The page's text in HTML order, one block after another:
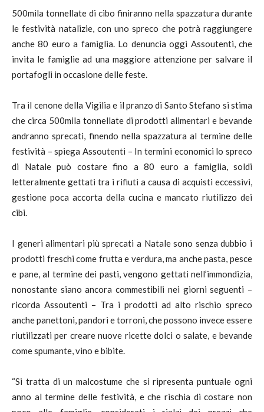
500mila tonnellate di cibo finiranno nella spazzatura durante
le festività natalizie, con uno spreco che potrà raggiungere
anche 80 euro a famiglia. Lo denuncia oggi Assoutenti, che
invita le famiglie ad una maggiore attenzione per salvare il
portafogli in occasione delle feste.
Tra il cenone della Vigilia e il pranzo di Santo Stefano si stima
che circa 500mila tonnellate di prodotti alimentari e bevande
andranno sprecati, finendo nella spazzatura al termine delle
festività – spiega Assoutenti – In termini economici lo spreco
di Natale può costare fino a 80 euro a famiglia, soldi
letteralmente gettati tra i rifiuti a causa di acquisti eccessivi,
gestione poca accorta della cucina e mancato riutilizzo dei
cibi.
I generi alimentari più sprecati a Natale sono senza dubbio i
prodotti freschi come frutta e verdura, ma anche pasta, pesce
e pane, al termine dei pasti, vengono gettati nell’immondizia,
nonostante siano ancora commestibili nei giorni seguenti –
ricorda Assoutenti – Tra i prodotti ad alto rischio spreco
anche panettoni, pandori e torroni, che possono invece essere
riutilizzati per creare nuove ricette dolci o salate, e bevande
come spumante, vino e bibite.
“Si tratta di un malcostume che si ripresenta puntuale ogni
anno al termine delle festività, e che rischia di costare non